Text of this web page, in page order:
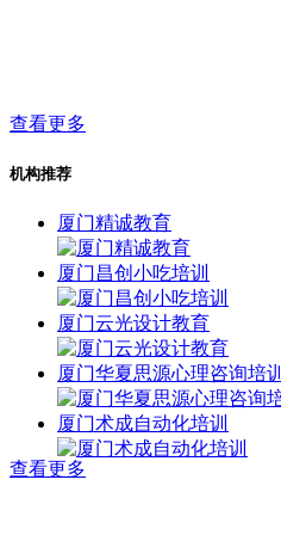
查看更多
机构推荐
厦门精诚教育
厦门昌创小吃培训
厦门云光设计教育
厦门华夏思源心理咨询培训
厦门术成自动化培训
查看更多